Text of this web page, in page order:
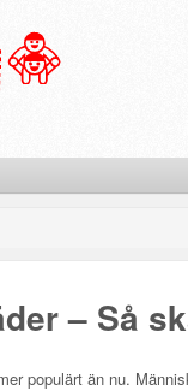
– Så
populärt än nu.